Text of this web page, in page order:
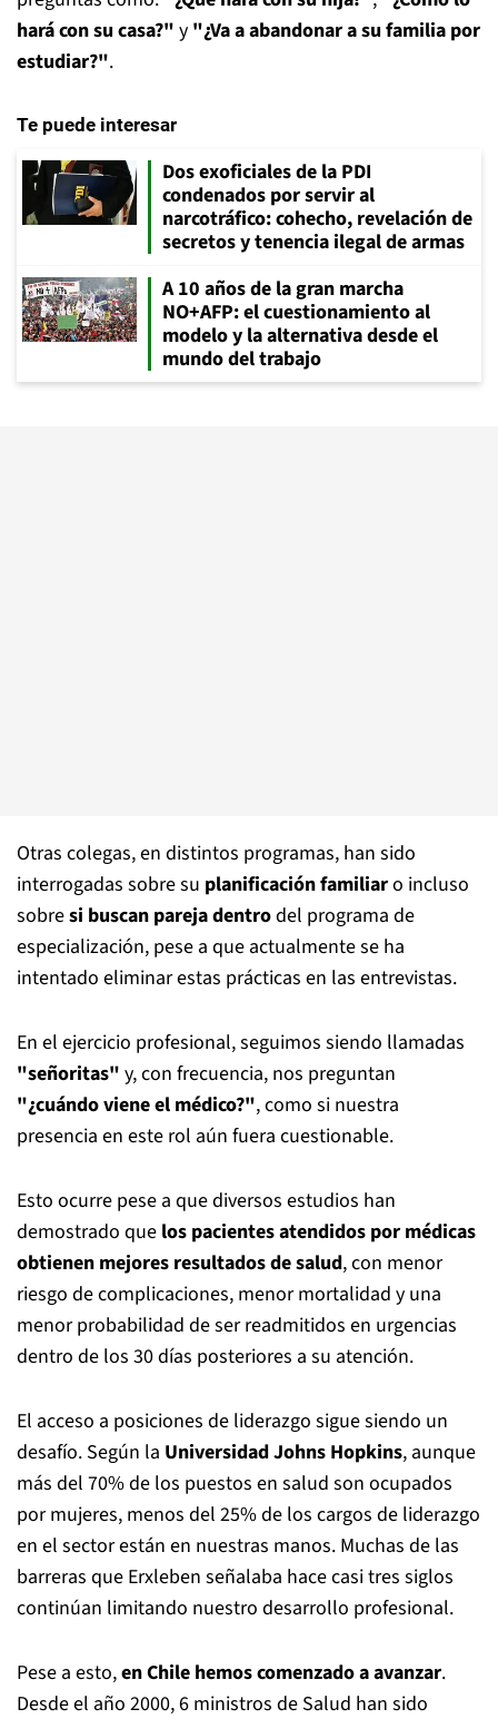
hará con su casa?" y "¿Va a abandonar a su familia por
estudiar?".
Te puede interesar
Dos exoficiales de la PDI
condenados por servir al
narcotráfico: cohecho, revelación de
secretos y tenencia ilegal de armas
A 10 años de la gran marcha
NO+AFP: el cuestionamiento al
modelo y la alternativa desde el
mundo del trabajo
Otras colegas, en distintos programas, han sido
interrogadas sobre su planificación familiaro incluso
sobresi buscan pareja dentrodel programa de
especialización, pese a que actualmente se ha
intentado eliminar estas prácticas en las entrevistas.
En el ejercicio profesional, seguimos siendo llamadas
"señoritas" y, con frecuencia, nos preguntan
"¿cuándo viene el médico?", como si nuestra
presencia en este rol aún fuera cuestionable.
Esto ocurre pese a que diversos estudios han
demostrado que los pacientes atendidos por médicas
obtienen mejores resultados de salud, con menor
riesgo de complicaciones, menor mortalidad y una
menor probabilidad de ser readmitidos en urgencias
dentro de los 30 días posteriores a su atención.
El acceso a posiciones de liderazgo sigue siendo un
desafío. Según la Universidad Johns Hopkins, aunque
más del 70% de los puestos en salud son ocupados
por mujeres, menos del 25% de los cargos de liderazgo
en el sector están en nuestras manos. Muchas de las
barreras que Erxleben señalaba hace casi tres siglos
continúan limitando nuestro desarrollo profesional.
Pese a esto,en Chile hemos comenzado a avanzar.
Desde el año 2000, 6 ministros de Salud han sido